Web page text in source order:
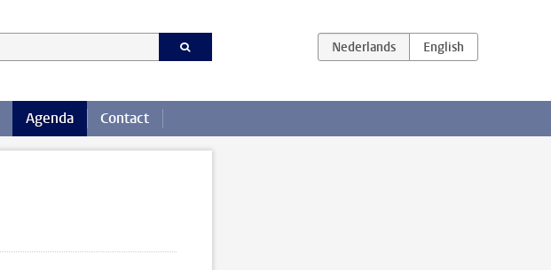
Agenda Contact